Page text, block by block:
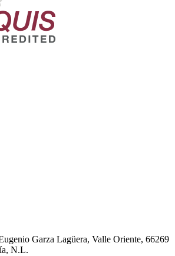
Garza Lagüera, Valle Oriente, 66269
N.L.